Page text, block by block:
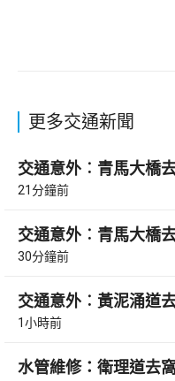
更多交通新聞
交通意外︰青馬大橋
21分鐘前
交通意外︰青馬大橋
30分鐘前
交通意外︰黃泥涌道
1小時前
水管維修：衛理道去